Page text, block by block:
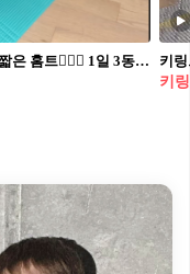
광고보다 짧은 홈트🏋🏻‍♂️ 1일 3동작이면 여름 몸매 가능🏖️🔥지금 시작하세요
키링